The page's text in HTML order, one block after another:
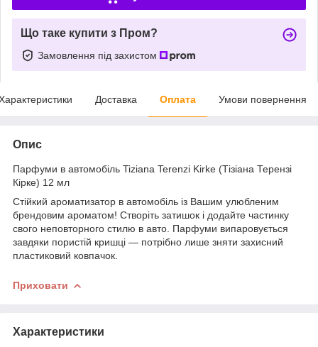
Що таке купити з Пром?
Замовлення під захистом
Доставка Оплата Умови повернення
Опис
Парфуми в автомобіль Tiziana Terenzi Kirke (Тізіана Терензі
Кірке) 12 мл
Стійкий ароматизатор в автомобіль із Вашим улюбленим
брендовим ароматом! Створіть затишок і додайте частинку
свого неповторного стилю в авто. Парфуми випаровується
завдяки пористій кришці — потрібно лише зняти захисний
пластиковий ковпачок.
Приховати
Характеристики